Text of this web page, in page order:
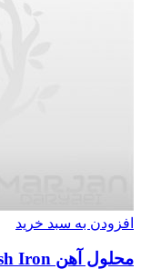
افزودن به سبد خرید